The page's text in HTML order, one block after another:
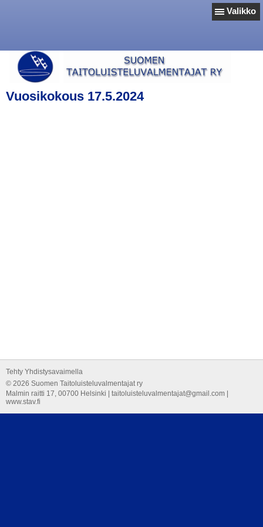
Valikko
Vuosikokous 17.5.2024
Tehty Yhdistysavaimella
© 2026 Suomen Taitoluisteluvalmentajat ry
Malmin raitti 17, 00700 Helsinki | taitoluisteluvalmentajat@gmail.com |
www.stav.fi